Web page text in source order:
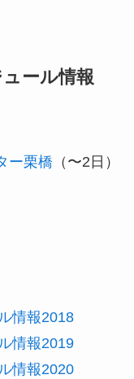
ール情報
ー栗橋 （〜2日）
情報2018
情報2019
情報2020